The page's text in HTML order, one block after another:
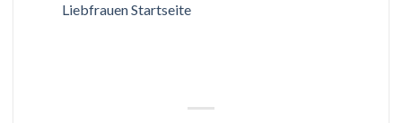
Liebfrauen Startseite